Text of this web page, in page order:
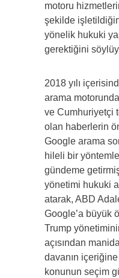
motoru
şekilde
yönelik hukuki
gerektiğini
2018 yılı
arama
ve Cumhuriyetçi
olan haberlerin
Google arama
hileli bir
gündeme
yönetimi hukuki
atarak, ABD
Google’a büyük
Trump
açısından
davanın içeriğine
konunun seçim